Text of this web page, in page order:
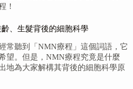
！
、生髮背後的細胞科學
常聽到「NMN療程」這個詞語，它
望。但是，NMN療程究竟是什麼
地為大家解構其背後的細胞科學原